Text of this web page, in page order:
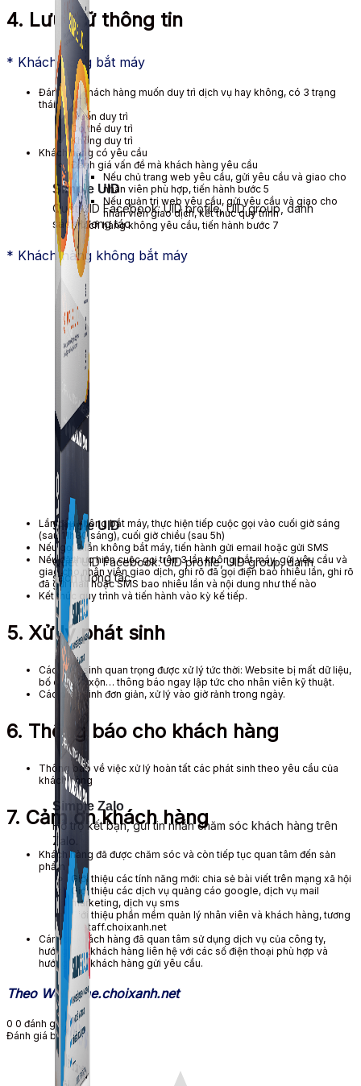
Simple UID
Quét UID Facebook: UID profile, UID group, danh
sách tương tác
Simple Zalo
Hỗ trợ kết bạn, gửi tin nhắn chăm sóc khách hàng trên
Zalo.
Simple UID
Quét UID Facebook: UID profile, UID group, danh
sách tương tác
4. Lưu trữ thông tin
* Khách hàng bắt máy
Đánh giá khách hàng muốn duy trì dịch vụ hay không, có 3 trạng
thái:
Muốn duy trì
Có thể duy trì
Không duy trì
Khách hàng có yêu cầu
Đánh giá vấn đề mà khách hàng yêu cầu
Nếu chủ trang web yêu cầu, gửi yêu cầu và giao cho
nhân viên phù hợp, tiến hành bước 5
Nếu quản trị web yêu cầu, gửi yêu cầu và giao cho
nhân viên giao dịch, kết thúc quy trình
Khách hàng không yêu cầu, tiến hành bước 7
* Khách hàng không bắt máy
Lần đầu không bắt máy, thực hiện tiếp cuộc gọi vào cuối giờ sáng
(sau 11h30 sáng), cuối giờ chiều (sau 5h)
Nếu gọi 2 lần không bắt máy, tiến hành gửi email hoặc gửi SMS
Nếu đã thực hiện cuộc gọi trên 3 lần không bắt máy, gửi yêu cầu và
giao cho nhân viên giao dịch, ghi rõ đã gọi điện bao nhiêu lần, ghi rõ
đã gửi mail hoặc SMS bao nhiêu lần và nội dung như thế nào
Kết thúc quy trình và tiến hành vào kỳ kế tiếp.
5. Xử lý phát sinh
Các phát sinh quan trọng được xử lý tức thời: Website bị mất dữ liệu,
bố cục lộn xộn… thông báo ngay lập tức cho nhân viên kỹ thuật.
Các phát sinh đơn giản, xử lý vào giờ rảnh trong ngày.
6. Thông báo cho khách hàng
Thông báo về việc xử lý hoàn tất các phát sinh theo yêu cẩu của
khách hàng
7. Cảm ơn khách hàng
Khách hàng đã được chăm sóc và còn tiếp tục quan tâm đến sản
phẩm
Giới thiệu các tính năng mới: chia sẻ bài viết trên mạng xã hội
Giới thiệu các dịch vụ quảng cáo google, dịch vụ mail
marketing, dịch vụ sms
Giới thiệu phần mềm quản lý nhân viên và khách hàng, tương
tự staff.choixanh.net
Cám ơn khách hàng đã quan tâm sử dụng dịch vụ của công ty,
hướng dẫn khách hàng liên hệ với các số điện thoại phù hợp và
hướng dẫn khách hàng gửi yêu cầu.
Theo Welcome.choixanh.net
0 0 đánh giá
Đánh giá bài viết